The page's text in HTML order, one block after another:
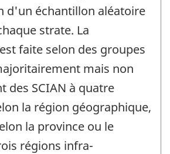
d'un échantillon aléatoire
strate. La
faite selon des groupes
mais non
des SCIAN à quatre
la région géographique,
la province ou le
régions infra-